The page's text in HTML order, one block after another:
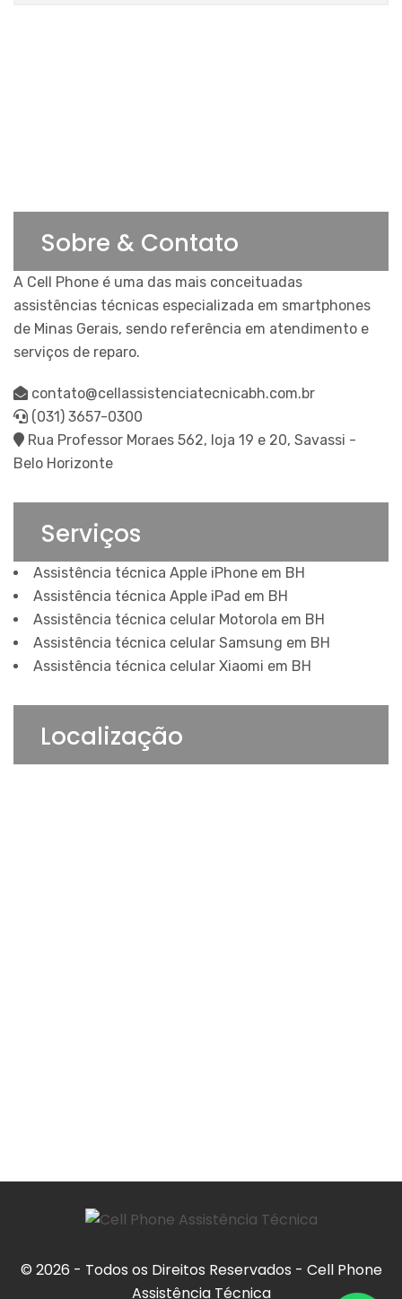
Sobre & Contato
A Cell Phone é uma das mais conceituadas
assistências técnicas especializada em smartphones
de Minas Gerais, sendo referência em atendimento e
serviços de reparo.
contato@cellassistenciatecnicabh.com.br
(031) 3657-0300
Rua Professor Moraes 562, loja 19 e 20, Savassi -
Belo Horizonte
Serviços
Assistência técnica Apple iPhone em BH
Assistência técnica Apple iPad em BH
Assistência técnica celular Motorola em BH
Assistência técnica celular Samsung em BH
Assistência técnica celular Xiaomi em BH
Localização
© 2026 - Todos os Direitos Reservados - Cell Phone
Assistência Técnica